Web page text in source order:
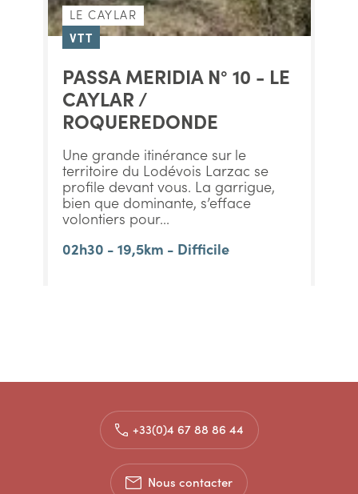
LE CAYLAR
VTT
PASSA MERIDIA N° 10 - LE
CAYLAR /
ROQUEREDONDE
Une grande itinérance sur le
territoire du Lodévois Larzac se
profile devant vous. La garrigue,
bien que dominante, s’efface
volontiers pour...
02h30 - 19,5km - Difficile
+33(0)4 67 88 86 44
Nous contacter